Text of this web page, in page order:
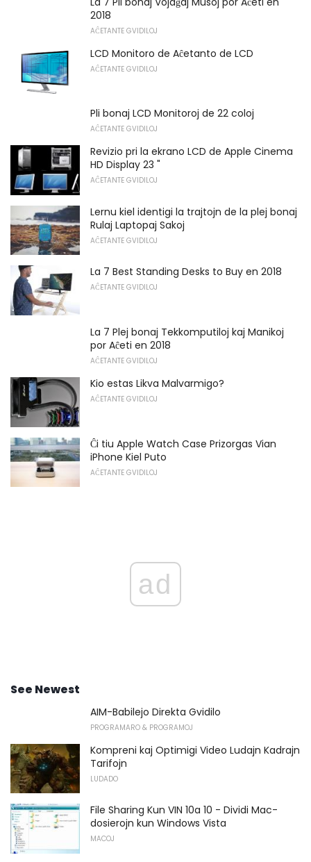
2018
AĈETANTE GVIDILOJ
LCD Monitoro de Aĉetanto de LCD
AĈETANTE GVIDILOJ
Pli bonaj LCD Monitoroj de 22 coloj
AĈETANTE GVIDILOJ
Revizio pri la ekrano LCD de Apple Cinema
HD Display 23 "
AĈETANTE GVIDILOJ
Lernu kiel identigi la trajtojn de la plej bonaj
Rulaj Laptopaj Sakoj
AĈETANTE GVIDILOJ
La 7 Best Standing Desks to Buy en 2018
AĈETANTE GVIDILOJ
La 7 Plej bonaj Tekkomputiloj kaj Manikoj
por Aĉeti en 2018
AĈETANTE GVIDILOJ
Kio estas Likva Malvarmigo?
AĈETANTE GVIDILOJ
Ĉi tiu Apple Watch Case Prizorgas Vian
iPhone Kiel Puto
AĈETANTE GVIDILOJ
ad
See Newest
AIM-Babilejo Direkta Gvidilo
PROGRAMARO & PROGRAMOJ
Kompreni kaj Optimigi Video Ludajn Kadrajn
Tarifojn
LUDADO
File Sharing Kun VIN 10a 10 - Dividi Mac-
dosierojn kun Windows Vista
MACOJ